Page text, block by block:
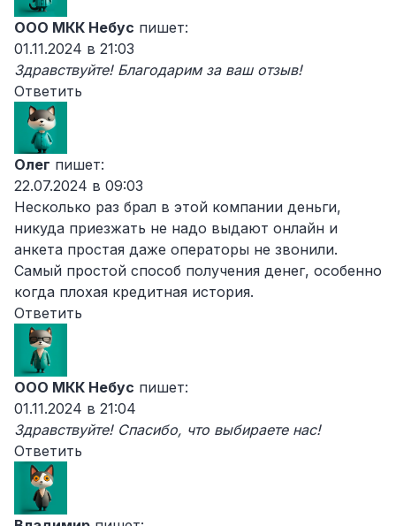
ООО МКК Небус пишет:
01.11.2024 в 21:03
Здравствуйте! Благодарим за ваш отзыв!
Ответить
Олег пишет:
22.07.2024 в 09:03
Несколько раз брал в этой компании деньги,
никуда приезжать не надо выдают онлайн и
анкета простая даже операторы не звонили.
Самый простой способ получения денег, особенно
когда плохая кредитная история.
Ответить
ООО МКК Небус пишет:
01.11.2024 в 21:04
Здравствуйте! Спасибо, что выбираете нас!
Ответить